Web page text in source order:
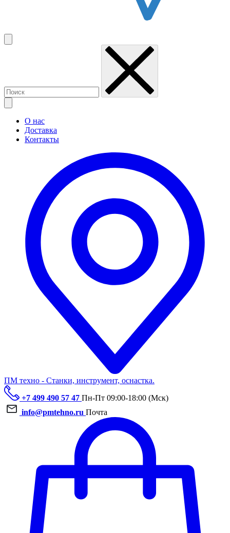
О нас
Доставка
Контакты
ПМ техно - Станки, инструмент, оснастка.
+7 499 490 57 47 Пн-Пт 09:00-18:00 (Мск)
info@pmtehno.ru Почта